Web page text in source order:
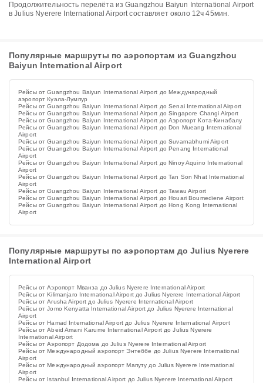
Продолжительность перелёта из Guangzhou Baiyun International Airport
в Julius Nyerere International Airport составляет около 12ч 45мин.
Популярные маршруты по аэропортам из Guangzhou
Baiyun International Airport
Рейсы от Guangzhou Baiyun International Airport до Международный
аэропорт Куала-Лумпур
Рейсы от Guangzhou Baiyun International Airport до Senai International Airport
Рейсы от Guangzhou Baiyun International Airport до Singapore Changi Airport
Рейсы от Guangzhou Baiyun International Airport до Аэропорт Кота-Кинабалу
Рейсы от Guangzhou Baiyun International Airport до Don Mueang International
Airport
Рейсы от Guangzhou Baiyun International Airport до Suvarnabhumi Airport
Рейсы от Guangzhou Baiyun International Airport до Penang International
Airport
Рейсы от Guangzhou Baiyun International Airport до Ninoy Aquino International
Airport
Рейсы от Guangzhou Baiyun International Airport до Tan Son Nhat International
Airport
Рейсы от Guangzhou Baiyun International Airport до Tawau Airport
Рейсы от Guangzhou Baiyun International Airport до Houari Boumediene Airport
Рейсы от Guangzhou Baiyun International Airport до Hong Kong International
Airport
Популярные маршруты по аэропортам до Julius Nyerere
International Airport
Рейсы от Аэропорт Мванза до Julius Nyerere International Airport
Рейсы от Kilimanjaro International Airport до Julius Nyerere International Airport
Рейсы от Arusha Airport до Julius Nyerere International Airport
Рейсы от Jomo Kenyatta International Airport до Julius Nyerere International
Airport
Рейсы от Hamad International Airport до Julius Nyerere International Airport
Рейсы от Abeid Amani Karume International Airport до Julius Nyerere
International Airport
Рейсы от Аэропорт Додома до Julius Nyerere International Airport
Рейсы от Международный аэропорт Энтеббе до Julius Nyerere International
Airport
Рейсы от Международный аэропорт Мапуту до Julius Nyerere International
Airport
Рейсы от Istanbul International Airport до Julius Nyerere International Airport